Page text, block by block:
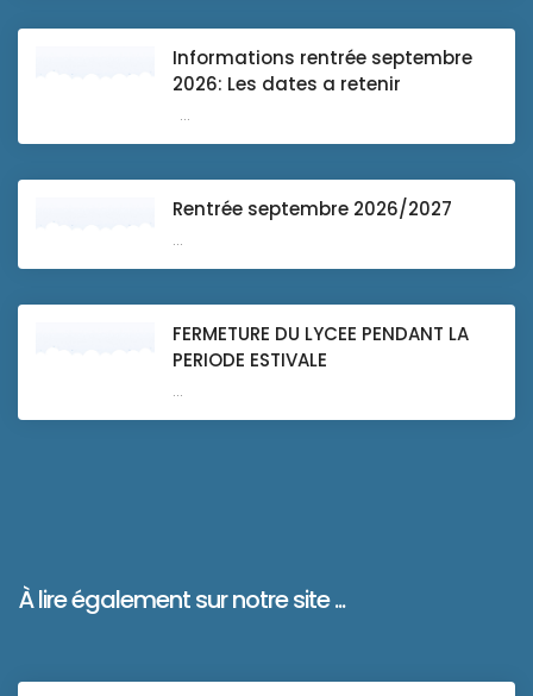
Informations rentrée septembre
2026: Les dates a retenir
...
Rentrée septembre 2026/2027
...
FERMETURE DU LYCEE PENDANT LA
PERIODE ESTIVALE
...
À lire également sur notre site ...